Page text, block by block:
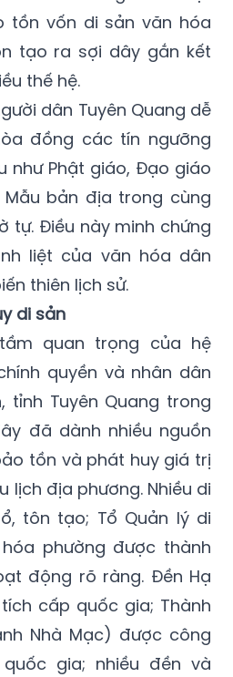
tồn vốn di sản văn hóa
tạo ra sợi dây gắn kết
thế hệ.
dân Tuyên Quang dễ
đồng các tín ngưỡng
như Phật giáo, Đạo giáo
bản địa trong cùng
tự. Điều này minh chứng
liệt của văn hóa dân
thiên lịch sử.
di sản
quan trọng của hệ
quyền và nhân dân
tỉnh Tuyên Quang trong
đã dành nhiều nguồn
tồn và phát huy giá trị
lịch địa phương. Nhiều di
tôn tạo; Tổ Quản lý di
phường được thành
động rõ ràng. Đền Hạ
cấp quốc gia; Thành
Nhà Mạc) được công
gia; nhiều đền và